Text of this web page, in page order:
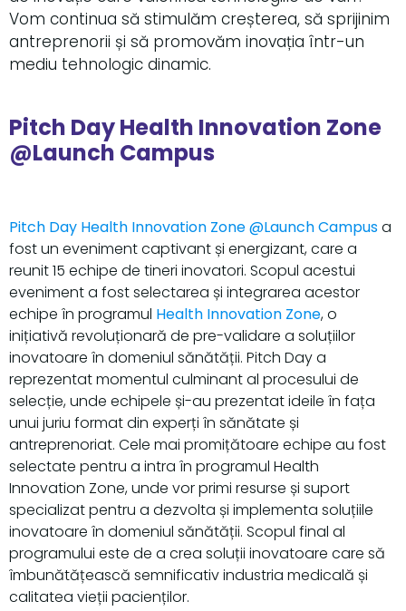
Vom continua să stimulăm creșterea, să sprijinim
antreprenorii și să promovăm inovația într-un
mediu tehnologic dinamic.
Pitch Day Health Innovation Zone
@Launch Campus
Pitch Day Health Innovation Zone @Launch Campusa
fost un eveniment captivant și energizant, care a
reunit 15 echipe de tineri inovatori. Scopul acestui
eveniment a fost selectarea și integrarea acestor
echipe în programul Health Innovation Zone, o
inițiativă revoluționară de pre-validare a soluțiilor
inovatoare în domeniul sănătății. Pitch Day a
reprezentat momentul culminant al procesului de
selecție, unde echipele și-au prezentat ideile în fața
unui juriu format din experți în sănătate și
antreprenoriat. Cele mai promițătoare echipe au fost
selectate pentru a intra în programul Health
Innovation Zone, unde vor primi resurse și suport
specializat pentru a dezvolta și implementa soluțiile
inovatoare în domeniul sănătății. Scopul final al
programului este de a crea soluții inovatoare care să
îmbunătățească semnificativ industria medicală și
calitatea vieții pacienților.